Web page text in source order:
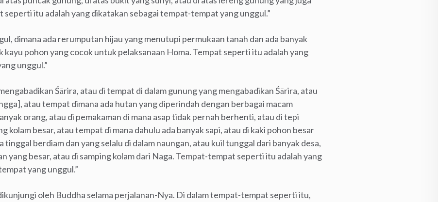
seperti itu adalah yang dikatakan sebagai tempat-tempat yang unggul.”
dimana ada rerumputan hijau yang menutupi permukaan tanah dan ada banyak
kayu pohon yang cocok untuk pelaksanaan Homa. Tempat seperti itu adalah yang
unggul.”
Śārira, atau di tempat di dalam gunung yang mengabadikan Śārira, atau
atau tempat dimana ada hutan yang diperindah dengan berbagai macam
orang, atau di pemakaman di mana asap tidak pernah berhenti, atau di tepi
kolam besar, atau tempat di mana dahulu ada banyak sapi, atau di kaki pohon besar
tinggal berdiam dan yang selalu di dalam naungan, atau kuil tunggal dari banyak desa,
yang besar, atau di samping kolam dari Naga. Tempat-tempat seperti itu adalah yang
yang unggul.”
oleh Buddha selama perjalanan-Nya. Di dalam tempat-tempat seperti itu,